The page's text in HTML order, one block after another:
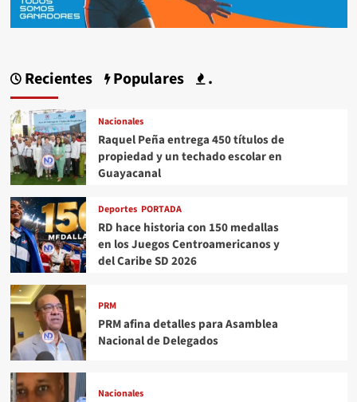
Recientes Populares .
Nacionales
Raquel Peña entrega 450 títulos de
propiedad y un techado escolar en
Guayacanal
Deportes PORTADA
RD hace historia con 150 medallas
en los Juegos Centroamericanos y
del Caribe SD 2026
PRM
PRM afina detalles para Asamblea
Nacional de Delegados
Nacionales